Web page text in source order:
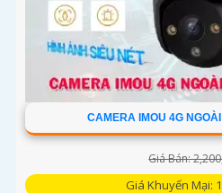
CAMERA IMOU 4G
Giá Bán:
Giá Khuyến Mại: